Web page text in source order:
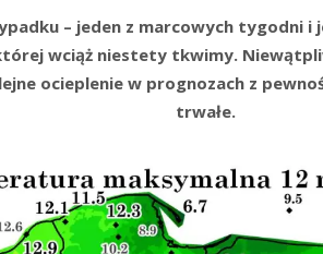
– jeden z marcowych tygodni i
wciąż niestety tkwimy.
ocieplenie w prognozach z
trwałe.